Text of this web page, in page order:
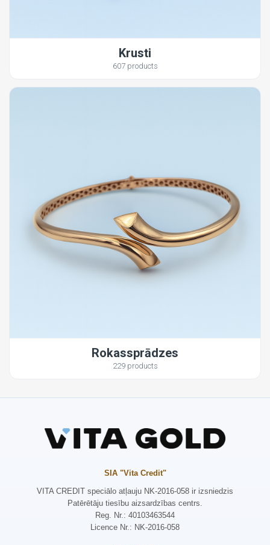
Krusti
607 products
Rokassprādzes
229 products
SIA "Vita Credit"
VITA CREDIT speciālo atļauju NK-2016-058 ir izsniedzis
Patērētāju tiesību aizsardzības centrs.
Reg. Nr.: 40103463544
Licence Nr.: NK-2016-058